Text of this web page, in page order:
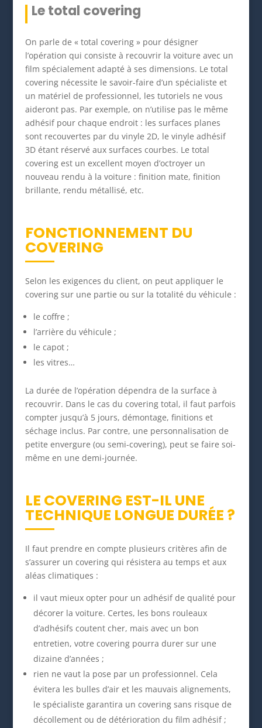
Le total covering
On parle de « total covering » pour désigner
l’opération qui consiste à recouvrir la voiture avec un
film spécialement adapté à ses dimensions. Le total
covering nécessite le savoir-faire d’un spécialiste et
un matériel de professionnel, les tutoriels ne vous
aideront pas. Par exemple, on n’utilise pas le même
adhésif pour chaque endroit : les surfaces planes
sont recouvertes par du vinyle 2D, le vinyle adhésif
3D étant réservé aux surfaces courbes. Le total
covering est un excellent moyen d’octroyer un
nouveau rendu à la voiture : finition mate, finition
brillante, rendu métallisé, etc.
FONCTIONNEMENT DU
COVERING
Selon les exigences du client, on peut appliquer le
covering sur une partie ou sur la totalité du véhicule :
le coffre ;
l’arrière du véhicule ;
le capot ;
les vitres…
La durée de l’opération dépendra de la surface à
recouvrir. Dans le cas du covering total, il faut parfois
compter jusqu’à 5 jours, démontage, finitions et
séchage inclus. Par contre, une personnalisation de
petite envergure (ou semi-covering), peut se faire soi-
même en une demi-journée.
LE COVERING EST-IL UNE
TECHNIQUE LONGUE DURÉE ?
Il faut prendre en compte plusieurs critères afin de
s’assurer un covering qui résistera au temps et aux
aléas climatiques :
il vaut mieux opter pour un adhésif de qualité pour
décorer la voiture. Certes, les bons rouleaux
d’adhésifs coutent cher, mais avec un bon
entretien, votre covering pourra durer sur une
dizaine d’années ;
rien ne vaut la pose par un professionnel. Cela
évitera les bulles d’air et les mauvais alignements,
le spécialiste garantira un covering sans risque de
décollement ou de détérioration du film adhésif ;